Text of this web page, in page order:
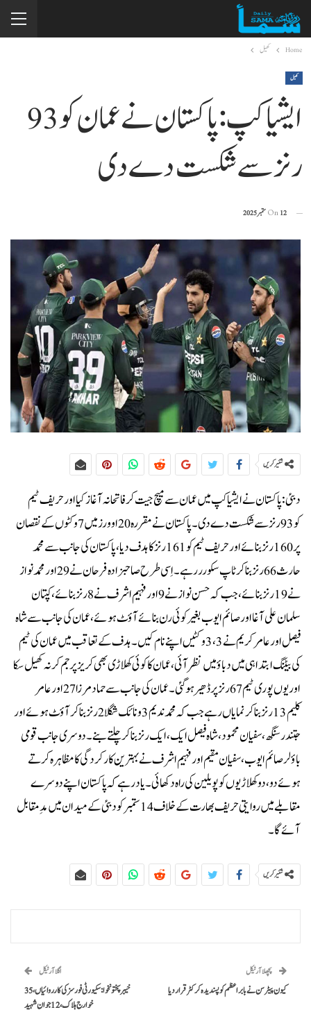
Home کھیل
کھیل
ایشیا کپ:پاکستان نے عمان کو93
رنز سے شکست دے دی
On12 ستمبر 2025
شئیر کریں
دبئی :پاکستان نے ایشیا کپ میں عمان سے میچ جیت کر فاتحانہ آغاز کیا اورحریف ٹیم
کو93 رنز سے شکست دے دی۔پاکستان نے مقررہ 20اوورز میں 7وکٹوں کے نقصان
پر 160رنز بنائے اور حریف ٹیم کو 161 رنز کا ہدف دیا، پاکستان کی جانب سے محمد
حارث 66رنز بنا کر ٹاپ سکورر رہے۔اِسی طرح صاحبزادہ فرحان نے 29اور محمد نواز
نے 19رنز بنائے، جب کہ حسن نواز نے 9اور فہیم اشرف نے 8رنز بنائے ، کپتان
سلمان علی آغا اور صائم ایوب بغیر کوئی رن بنائے آؤٹ ہوئے،عمان کی جانب سے شاہ
فیصل اور عامر کریم نے 3،3 وکٹیں اپنے نام کیں۔ہدف کے تعاقب میں عمان کی ٹیم
کی بیٹنگ ابتدا ہی میں دباؤ میں نظر آئی، عمان کا کوئی کھلاڑی بھی کریز پر جم کر نہ کھیل سکا
اور یوں پوری ٹیم 67رنز پر ڈھیر ہو گئی۔عمان کی جانب سے حماد مرزا27اور عامر
کلیم 13رنز بنا کر نمایاں رہے جب کہ محمد ندیم 3 ونائک شگلا 2 رنز بنا کر آؤٹ ہوئے اور
جتندر سنگھ، سفیان محمود ، شاہ فیصل ایک، ایک رنز بنا کر چلتے بنے۔دوسری جانب قومی
باؤلر صائم ایوب ، سفیان مقیم اور فہیم اشرف نے بہترین کارکردگی کا مظاہرہ کرتے
ہوئے دو، دو کھلاڑیوں کو پویلین کی راہ دکھائی۔یاد رہے کہ پاکستان اپنے دوسرے
مقابلے میں روایتی حریف بھارت کے خلاف 14 ستمبر کو دبئی کے میدان میں مدِمقابل
آئے گا۔
شئیر کریں
پچھلا آرٹیکل
کیون پیٹرسن نے بابر اعظم کو پسندیدہ کرکٹر قرار دیا
اگلا آرٹیکل
خیبرپختونخوا: سکیورٹی فورسز کی کارروائیاں، 35
خوارج ہلاک، 12 جوان شہید